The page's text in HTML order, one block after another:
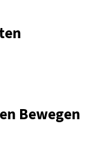
Bewegen